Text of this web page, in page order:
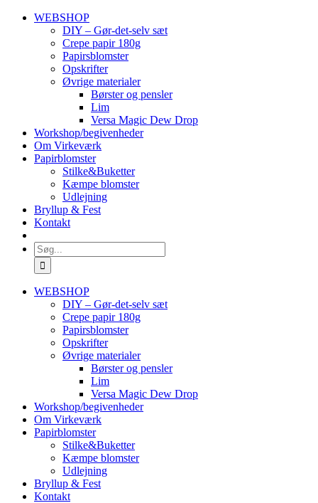
Skip
WEBSHOP
DIY – Gør-det-selv sæt
Crepe papir 180g
Papirsblomster
Opskrifter
Øvrige materialer
Børster og pensler
Lim
Versa Magic Dew Drop
Workshop/begivenheder
Om Virkeværk
Papirblomster
Stilke&Buketter
Kæmpe blomster
Udlejning
Bryllup & Fest
Kontakt
Søg
efter:
WEBSHOP
DIY – Gør-det-selv sæt
Crepe papir 180g
Papirsblomster
Opskrifter
Øvrige materialer
Børster og pensler
Lim
Versa Magic Dew Drop
Workshop/begivenheder
Om Virkeværk
Papirblomster
Stilke&Buketter
Kæmpe blomster
Udlejning
Bryllup & Fest
Kontakt